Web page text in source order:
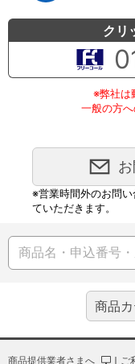
クリ
※弊社は
一般の方へ
※営業時間外のお問
ていただきます。
商品
商品提供業者さまへ ｜ ご